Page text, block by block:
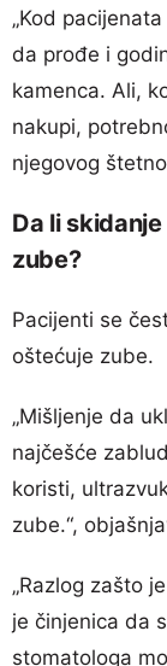
„Kod
da prođe i
kamenca. Ali,
nakupi,
njegovog
Da li
zube?
Pacijenti se
oštećuje zube.
„Mišljenje da
najčešće
koristi,
zube.“,
„Razlog zašto
je činjenica da
stomatologa